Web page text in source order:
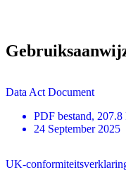
Data Act Document
PDF bestand, 207.8
24 September 2025
UK-